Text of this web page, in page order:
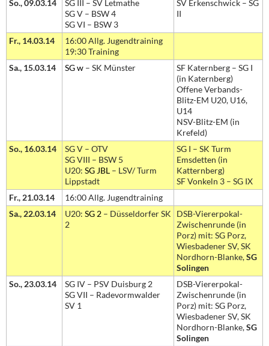
So., 09.03.14
SG III – SV Letmathe
SG V – BSW 4
SG VI – BSW 3
SV Erkenschwick – SG
II
Fr., 14.03.14
16:00 Allg. Jugendtraining
19:30 Training
Sa., 15.03.14
SG w – SK Münster
SF Katernberg – SG I
(in Katernberg)
Offene Verbands-
Blitz-EM U20, U16,
U14
NSV-Blitz-EM (in
Krefeld)
So., 16.03.14
SG V – OTV
SG VIII – BSW 5
U20: SG JBL – LSV/ Turm
Lippstadt
SG I – SK Turm
Emsdetten (in
Katternberg)
SF Vonkeln 3 – SG IX
Fr., 21.03.14
16:00 Allg. Jugendtraining
Sa., 22.03.14
U20: SG 2 – Düsseldorfer SK
2
DSB-Viererpokal-
Zwischenrunde (in
Porz) mit: SG Porz,
Wiesbadener SV, SK
Nordhorn-Blanke,SG
Solingen
So., 23.03.14
SG IV – PSV Duisburg 2
SG VII – Radevormwalder
SV 1
DSB-Viererpokal-
Zwischenrunde (in
Porz) mit: SG Porz,
Wiesbadener SV, SK
Nordhorn-Blanke,SG
Solingen